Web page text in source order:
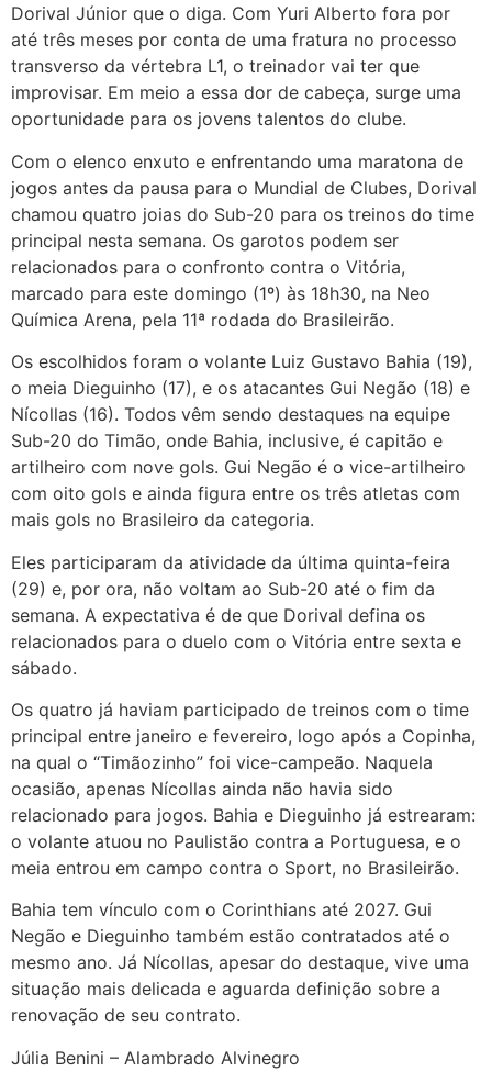
Dorival Júnior que o diga. Com Yuri Alberto fora por
até três meses por conta de uma fratura no processo
transverso da vértebra L1, o treinador vai ter que
improvisar. Em meio a essa dor de cabeça, surge uma
oportunidade para os jovens talentos do clube.
Com o elenco enxuto e enfrentando uma maratona de
jogos antes da pausa para o Mundial de Clubes, Dorival
chamou quatro joias do Sub-20 para os treinos do time
principal nesta semana. Os garotos podem ser
relacionados para o confronto contra o Vitória,
marcado para este domingo (1º) às 18h30, na Neo
Química Arena, pela 11ª rodada do Brasileirão.
Os escolhidos foram o volante Luiz Gustavo Bahia (19),
o meia Dieguinho (17), e os atacantes Gui Negão (18) e
Nícollas (16). Todos vêm sendo destaques na equipe
Sub-20 do Timão, onde Bahia, inclusive, é capitão e
artilheiro com nove gols. Gui Negão é o vice-artilheiro
com oito gols e ainda figura entre os três atletas com
mais gols no Brasileiro da categoria.
Eles participaram da atividade da última quinta-feira
(29) e, por ora, não voltam ao Sub-20 até o fim da
semana. A expectativa é de que Dorival defina os
relacionados para o duelo com o Vitória entre sexta e
sábado.
Os quatro já haviam participado de treinos com o time
principal entre janeiro e fevereiro, logo após a Copinha,
na qual o “Timãozinho” foi vice-campeão. Naquela
ocasião, apenas Nícollas ainda não havia sido
relacionado para jogos. Bahia e Dieguinho já estrearam:
o volante atuou no Paulistão contra a Portuguesa, e o
meia entrou em campo contra o Sport, no Brasileirão.
Bahia tem vínculo com o Corinthians até 2027. Gui
Negão e Dieguinho também estão contratados até o
mesmo ano. Já Nícollas, apesar do destaque, vive uma
situação mais delicada e aguarda definição sobre a
renovação de seu contrato.
Júlia Benini – Alambrado Alvinegro